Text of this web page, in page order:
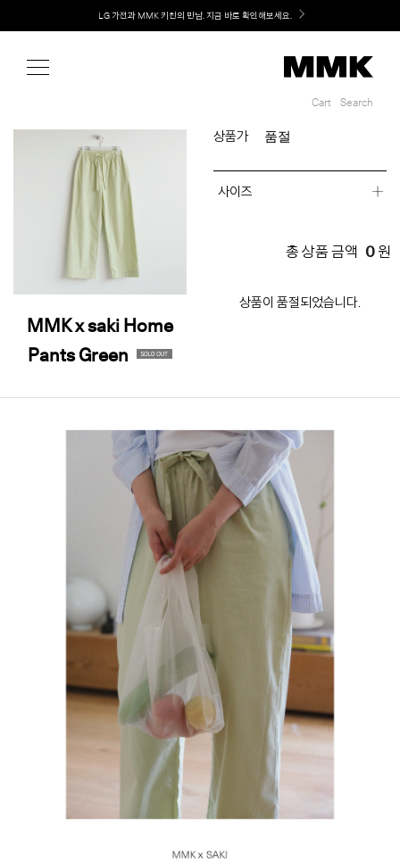
Welcome! 신규 회원가입 시 MMK Shop Coupon (총 60만원) 지급
Cart Search
MMK x saki Home
Pants Green
상품가 품절
사이즈
총 상품 금액 0 원
상품이 품절되었습니다.